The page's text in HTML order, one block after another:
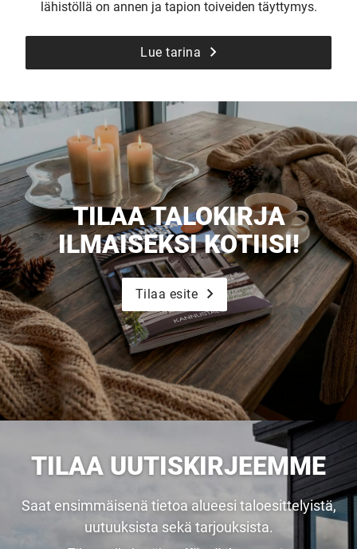
lähistöllä on annen ja tapion toiveiden täyttymys.
Lue tarina
TILAA TALOKIRJA
ILMAISEKSI KOTIISI!
Tilaa esite
TILAA UUTISKIRJEEMME
Saat ensimmäisenä tietoa alueesi taloesittelyistä,
uutuuksista sekä tarjouksista.